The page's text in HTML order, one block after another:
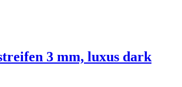
3 mm, luxus dark